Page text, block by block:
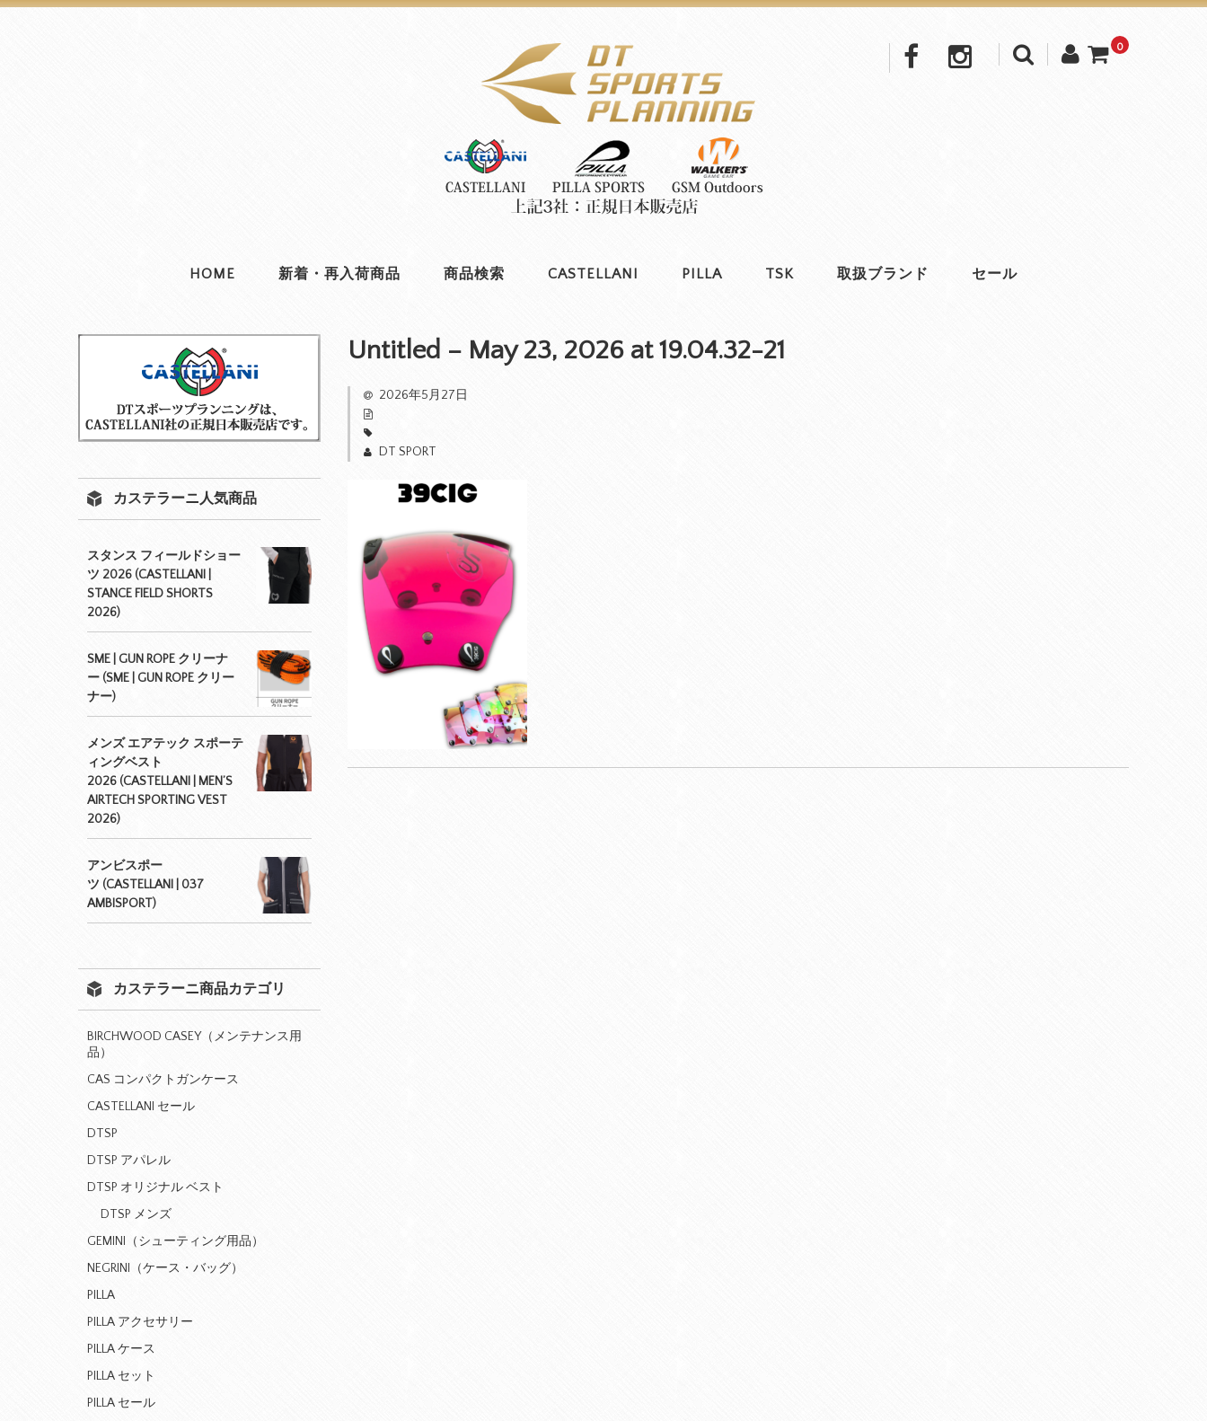
0
HOME 新着・再入荷商品 商品検索 CASTELLANI PILLA TSK 取扱ブランド セール
Untitled – May 23, 2026 at 19.04.32-21
2026年5月27日
DT SPORT
カステラーニ人気商品
スタンス フィールドショー
ツ 2026 (CASTELLANI |
STANCE FIELD SHORTS
2026)
SME | GUN ROPE クリーナ
ー (SME | GUN ROPE クリー
ナー)
メンズ エアテック スポーテ
ィングベスト
2026 (CASTELLANI | MEN’S
AIRTECH SPORTING VEST
2026)
アンビスポー
ツ (CASTELLANI | 037
AMBISPORT)
カステラーニ商品カテゴリ
BIRCHWOOD CASEY（メンテナンス用
品）
CAS コンパクトガンケース
CASTELLANI セール
DTSP
DTSP アパレル
DTSP オリジナル ベスト
DTSP メンズ
GEMINI（シューティング用品）
NEGRINI（ケース・バッグ）
PILLA
PILLA アクセサリー
PILLA ケース
PILLA セット
PILLA セール